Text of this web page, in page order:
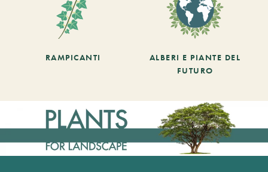
RAMPICANTI
ALBERI E PIANTE DEL
FUTURO